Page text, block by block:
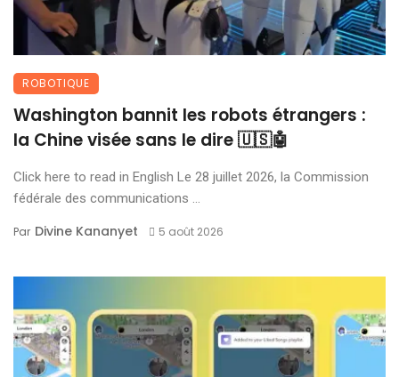
ROBOTIQUE
Washington bannit les robots étrangers :
la Chine visée sans le dire 🇺🇸🤖
Click here to read in English Le 28 juillet 2026, la Commission
fédérale des communications ...
Par Divine Kananyet 5 août 2026